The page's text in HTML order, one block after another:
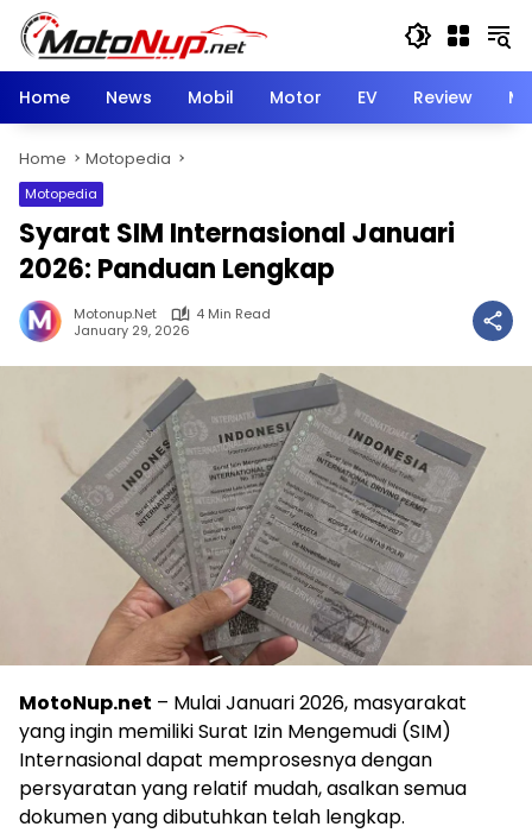
Skip
content
Home
News Mobil Motor EV Review
Home Motopedia
Motopedia
Syarat SIM Internasional Januari
2026: Panduan Lengkap
Motonup.net
4 Min Read
January 29, 2026
MotoNup.net – Mulai Januari 2026, masyarakat
yang ingin memiliki Surat Izin Mengemudi (SIM)
Internasional dapat memprosesnya dengan
persyaratan yang relatif mudah, asalkan semua
dokumen yang dibutuhkan telah lengkap.